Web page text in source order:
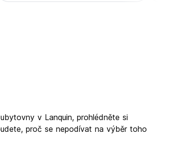
v Lanquin, prohlédněte si
proč se nepodívat na výběr toho